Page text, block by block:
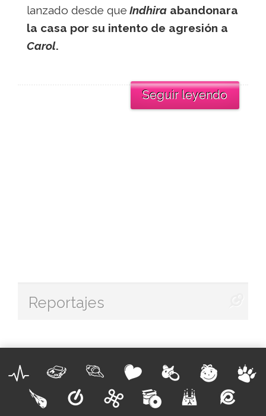
lanzado desde que Indhira abandonara
la casa por su intento de agresión a
Carol.
Seguir leyendo
Reportajes